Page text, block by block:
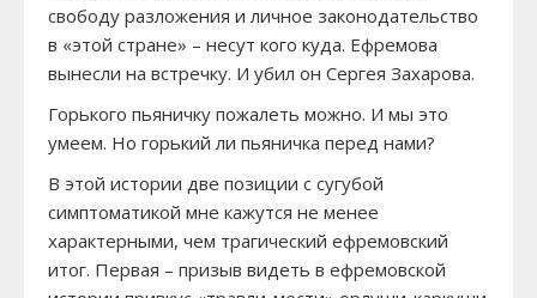
свободу разложения и личное законодательство
в «этой стране» – несут кого куда. Ефремова
вынесли на встречку. И убил он Сергея Захарова.
Горького пьяничку пожалеть можно. И мы это
умеем. Но горький ли пьяничка перед нами?
В этой истории две позиции с сугубой
симптоматикой мне кажутся не менее
характерными, чем трагический ефремовский
итог. Первая – призыв видеть в ефремовской